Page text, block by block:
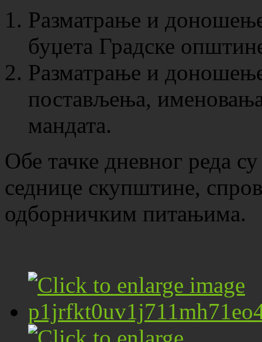
Разматрање и
буџета Градске
Разматрање и
постављења,
мандата.
Обе тачке дневног реда
седнице скупштине,
одборничким питањима.